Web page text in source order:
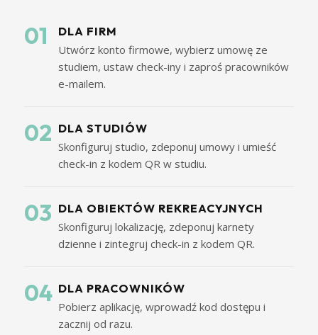
01
DLA FIRM
Utwórz konto firmowe, wybierz umowę ze
studiem, ustaw check-iny i zaproś pracowników
e-mailem.
02 DLA STUDIÓW
Skonfiguruj studio, zdeponuj umowy i umieść
check-in z kodem QR w studiu.
03 DLA OBIEKTÓW REKREACYJNYCH
Skonfiguruj lokalizację, zdeponuj karnety
dzienne i zintegruj check-in z kodem QR.
04 DLA PRACOWNIKÓW
Pobierz aplikację, wprowadź kod dostępu i
zacznij od razu.